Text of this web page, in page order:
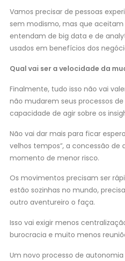
Vamos precisar de pessoas
sem modismo, mas que
entendam de big data e de
usados em benefícios dos
Qual vai ser a velocidade da
Finalmente, tudo isso não vai
não mudarem seus processos
capacidade de agir sobre os
Não vai dar mais para ficar
velhos tempos”, a concessão de
momento de menor risco.
Os movimentos precisam ser
estão sozinhas no mundo,
outro aventureiro o faça.
Isso vai exigir menos
burocracia e muito menos
Um novo processo de